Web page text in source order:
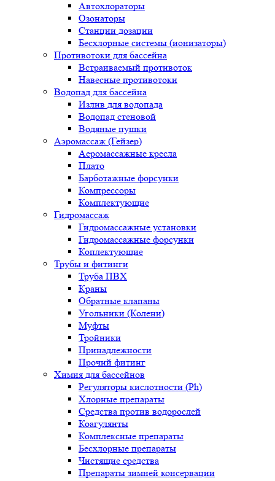
Автохлораторы
Озонаторы
Станции дозации
Бесхлорные системы (ионизаторы)
Противотоки для бассейна
Встраиваемый противоток
Навесные противотоки
Водопад для бассейна
Излив для водопада
Водопад стеновой
Водяные пушки
Аэромассаж (Гейзер)
Аеромассажные кресла
Плато
Барботажные форсунки
Компрессоры
Комплектующие
Гидромассаж
Гидромассажные установки
Гидромассажные форсунки
Коплектующие
Трубы и фитинги
Труба ПВХ
Краны
Обратные клапаны
Угольники (Колени)
Муфты
Тройники
Принадлежности
Прочий фитинг
Химия для бассейнов
Регуляторы кислотности (Ph)
Хлорные препараты
Средства против водорослей
Коагулянты
Комплексные препараты
Бесхлорные препараты
Чистящие средства
Препараты зимней консервации